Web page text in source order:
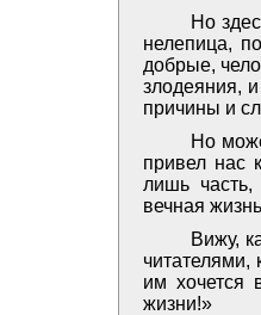
Но
нелепица,
добрые,
злодеяния,
причины и
Но
привел нас
лишь часть,
вечная
Вижу,
читателями,
им хочется
жизни!»